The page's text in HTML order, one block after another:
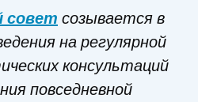
совет созывается в
на регулярной
консультаций
повседневной